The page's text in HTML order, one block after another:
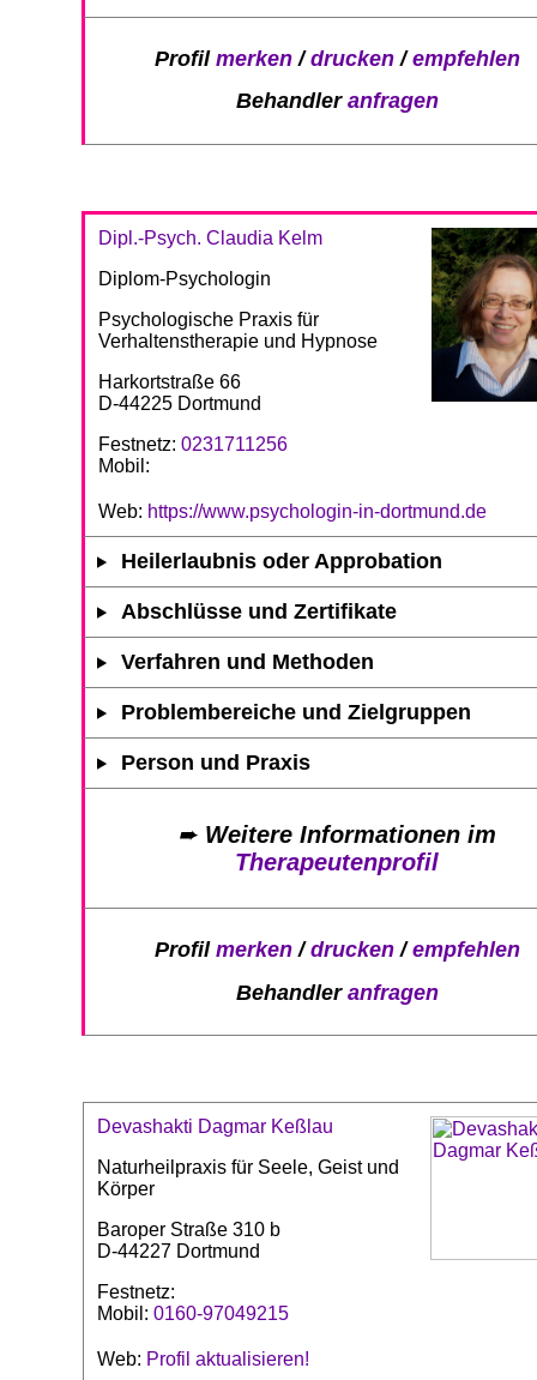
Profil merken/drucken/empfehlen
Behandler anfragen
Dipl.-Psych. Claudia Kelm
Diplom-Psychologin
Psychologische Praxis für
Verhaltenstherapie und Hypnose
Harkortstraße 66
D-44225 Dortmund
Festnetz: 0231711256
Mobil:
Web: https://www.psychologin-in-dortmund.de
Heilerlaubnis oder Approbation
Abschlüsse und Zertifikate
Verfahren und Methoden
Problembereiche und Zielgruppen
Person und Praxis
➨ Weitere Informationen im
Therapeutenprofil
Profil merken/drucken/empfehlen
Behandler anfragen
Devashakti Dagmar Keßlau
Naturheilpraxis für Seele, Geist und
Körper
Baroper Straße 310 b
D-44227 Dortmund
Festnetz:
Mobil: 0160-97049215
Web: Profil aktualisieren!